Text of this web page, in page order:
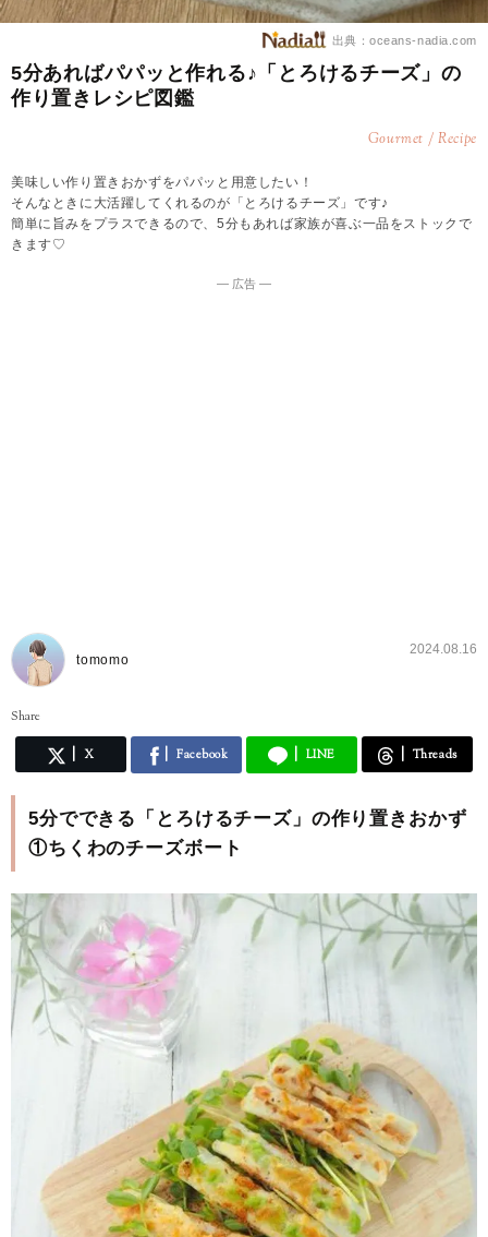
出典：oceans-nadia.com
5分あればパパッと作れる♪「とろけるチーズ」の
作り置きレシピ図鑑
Gourmet / Recipe
美味しい作り置きおかずをパパッと用意したい！
そんなときに大活躍してくれるのが「とろけるチーズ」です♪
簡単に旨みをプラスできるので、5分もあれば家族が喜ぶ一品をストックで
きます♡
― 広告 ―
tomomo
2024.08.16
Share
X Facebook LINE Threads
5分でできる「とろけるチーズ」の作り置きおかず
①ちくわのチーズボート